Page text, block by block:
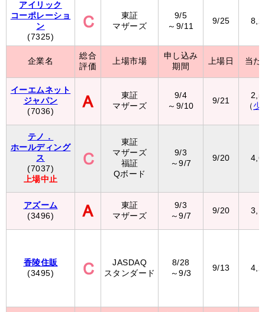
アイリック
コーポレーショ
ン
(7325)
企業名
イーエムネット
ジャパン
(7036)
テノ．
ホールディング
ス
(7037)
上場中止
アズーム
(3496)
香陵住販
(3495)
東証
マザーズ
9/5
～9/11
9/25
総合
評価
上場市場
申し込み
期間
上場日 当た
東証
マザーズ
9/4
～9/10
9/21
（ 少
東証
マザーズ
福証
Qボード
9/3
～9/7
9/20
東証
マザーズ
9/3
～9/7
9/20
JASDAQ
スタンダード
8/28
～9/3
9/13